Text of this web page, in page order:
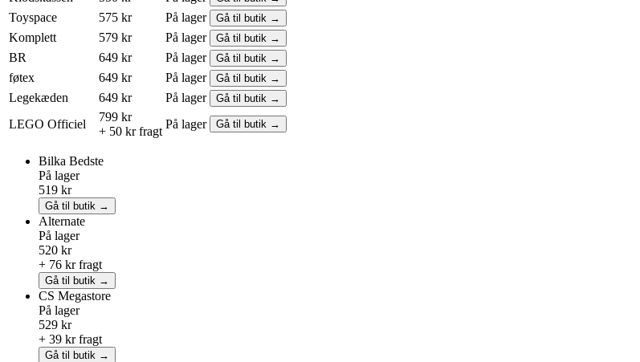
Toyspace 575 kr På lager Gå til butik →
Komplett 579 kr På lager Gå til butik →
BR 649 kr På lager Gå til butik →
føtex 649 kr På lager Gå til butik →
Legekæden 649 kr På lager Gå til butik →
LEGO Officiel
799 kr
+ 50 kr fragt
På lager Gå til butik →
Bilka Bedste
På lager
519 kr
Gå til butik →
Alternate
På lager
520 kr
+ 76 kr fragt
Gå til butik →
CS Megastore
På lager
529 kr
+ 39 kr fragt
Gå til butik →